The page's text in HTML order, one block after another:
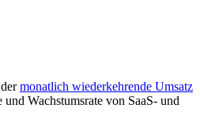
monatlich wiederkehrende Umsatz
Wachstumsrate von SaaS- und